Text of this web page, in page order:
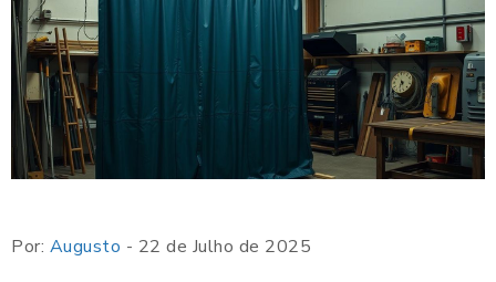
Por: Augusto - 22 de Julho de 2025